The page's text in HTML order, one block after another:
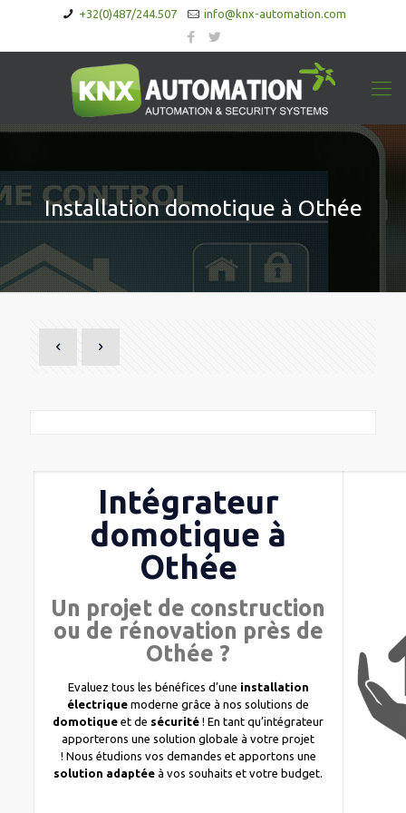
+32(0)487/244.507 info@knx-automation.com
Installation domotique à Othée
Intégrateur
domotique à
Othée
Un projet de construction
ou de rénovation près de
Othée ?
Evaluez tous les bénéfices d’une installation
électrique moderne grâce à nos solutions de
domotique et de sécurité ! En tant qu’intégrateur
apporterons une solution globale à votre projet
! Nous étudions vos demandes et apportons une
solution adaptéeà vos souhaits et votre budget.